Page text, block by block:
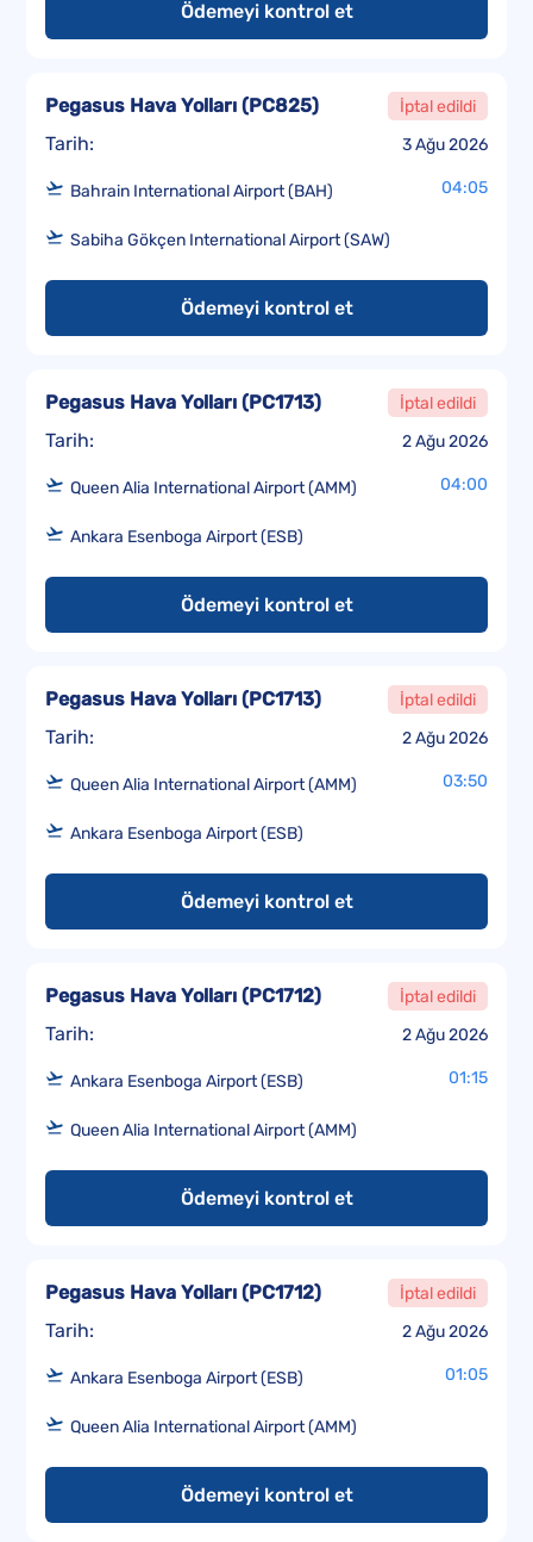
Ödemeyi kontrol et
Tarih: 3 Ağu 2026
Pegasus Hava Yolları (PC825) İptal edildi
Bahrain International Airport (BAH) 04:05
Sabiha Gökçen International Airport (SAW)
Ödemeyi kontrol et
Tarih: 2 Ağu 2026
Pegasus Hava Yolları (PC1713) İptal edildi
Queen Alia International Airport (AMM) 04:00
Ankara Esenboga Airport (ESB)
Ödemeyi kontrol et
Tarih: 2 Ağu 2026
Pegasus Hava Yolları (PC1713) İptal edildi
Queen Alia International Airport (AMM) 03:50
Ankara Esenboga Airport (ESB)
Ödemeyi kontrol et
Tarih: 2 Ağu 2026
Pegasus Hava Yolları (PC1712) İptal edildi
Ankara Esenboga Airport (ESB) 01:15
Queen Alia International Airport (AMM)
Ödemeyi kontrol et
Tarih: 2 Ağu 2026
Pegasus Hava Yolları (PC1712) İptal edildi
Ankara Esenboga Airport (ESB) 01:05
Queen Alia International Airport (AMM)
Ödemeyi kontrol et